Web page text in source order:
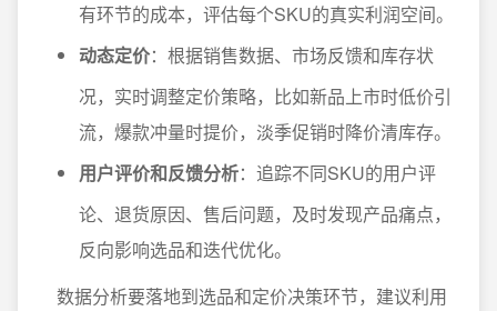
有环节的成本，评估每个SKU的真实利润空间。
动态定价：根据销售数据、市场反馈和库存状
况，实时调整定价策略，比如新品上市时低价引
流，爆款冲量时提价，淡季促销时降价清库存。
用户评价和反馈分析：追踪不同SKU的用户评
论、退货原因、售后问题，及时发现产品痛点，
反向影响选品和迭代优化。
数据分析要落地到选品和定价决策环节，建议利用